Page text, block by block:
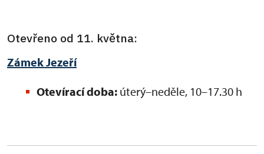
Otevřeno od 11. května:
Zámek Jezeří
Otevírací doba: úterý–neděle, 10–17.30 h